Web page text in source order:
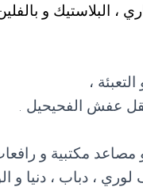
، البلاستيك و
،
نقل عفش الفحيحيل .
مكتبية و
، دباب ، دنيا و